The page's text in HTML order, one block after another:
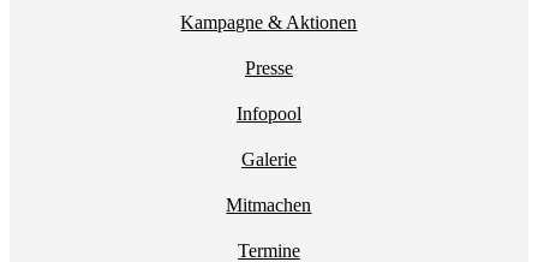
Kampagne & Aktionen
Presse
Infopool
Galerie
Mitmachen
Termine